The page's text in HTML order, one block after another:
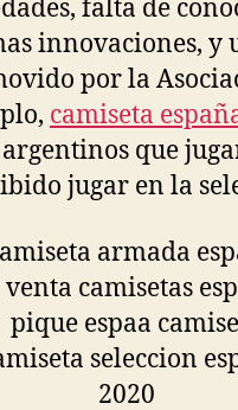
falta de
innovaciones, y
por la
camiseta
que
jugar en la